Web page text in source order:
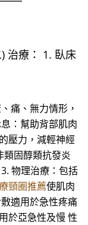
治療： 1. 臥床
痛、無力情形，
：幫助背部肌肉
壓力，減輕神經
類固醇類抗發炎
物理治療：包括
頸圈推薦使肌肉
適用於急性疼痛
於亞急性及慢 性